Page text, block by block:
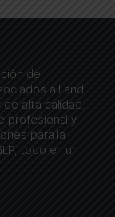
de
a Landi
alta calidad,
profesional y
para la
todo en un